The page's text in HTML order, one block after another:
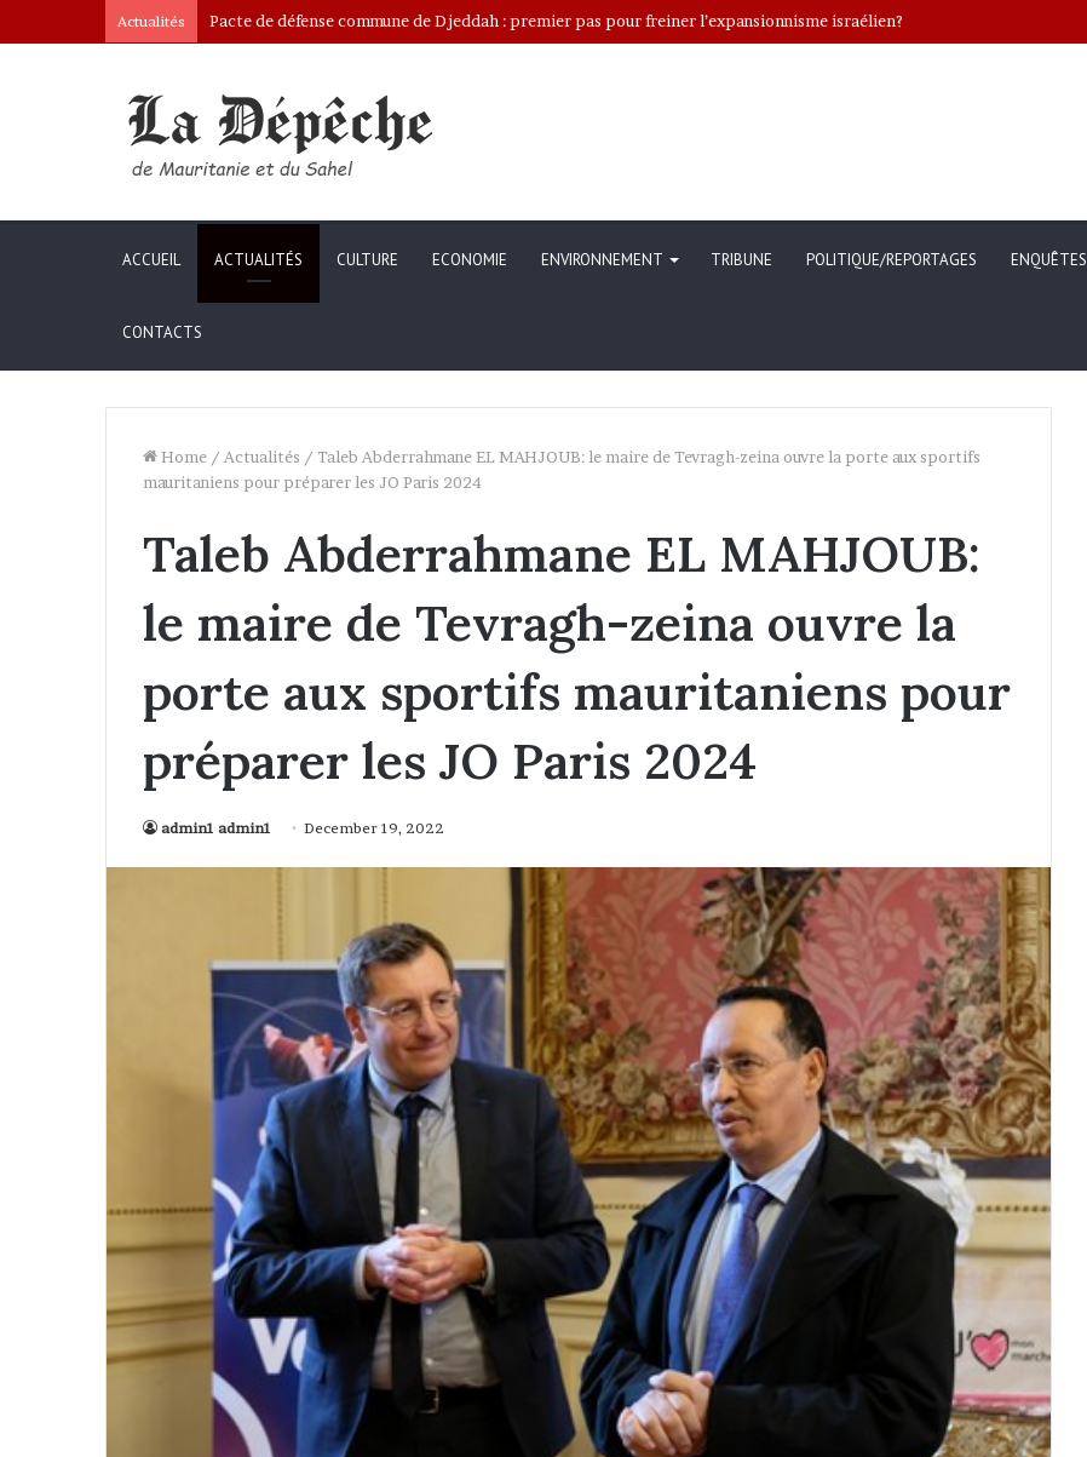
Actualités Pacte de défense commune de Djeddah : premier pas pour freiner l’expansionnisme israélien?
ACCUEIL ACTUALITÉS CULTURE ECONOMIE ENVIRONNEMENT TRIBUNE POLITIQUE/REPORTAGES ENQUÊTES
CONTACTS
Home / Actualités / Taleb Abderrahmane EL MAHJOUB: le maire de Tevragh-zeina ouvre la porte aux sportifs
mauritaniens pour préparer les JO Paris 2024
Taleb Abderrahmane EL MAHJOUB:
le maire de Tevragh-zeina ouvre la
porte aux sportifs mauritaniens pour
préparer les JO Paris 2024
admin1 admin1 December 19, 2022